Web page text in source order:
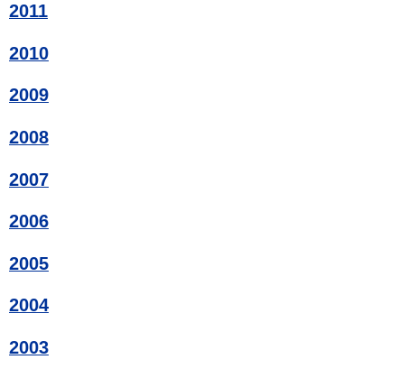
2011
2010
2009
2008
2007
2006
2005
2004
2003